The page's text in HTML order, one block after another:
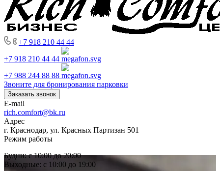
+7 918 210 44 44
+7 918 210 44 44
+7 988 244 88 88
Звоните для бронирования парковки
Заказать звонок
E-mail
rich.comfort@bk.ru
Адрес
г. Краснодар, ул. Красных Партизан 501
Режим работы
Будни: с 10:00 до 20:00
Выходные: с 10:00 до 19:00